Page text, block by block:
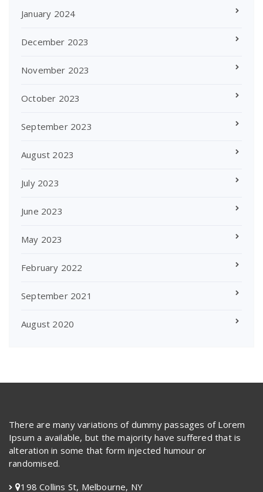
January 2024
December 2023
November 2023
October 2023
September 2023
August 2023
July 2023
June 2023
May 2023
February 2022
September 2021
August 2020
There are many variations of dummy passages of Lorem
Ipsum a available, but the majority have suffered that is
alteration in some that form injected humour or
randomised.
198 Collins St, Melbourne, NY